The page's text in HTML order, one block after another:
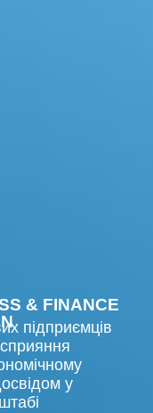
& FINANCE
підприємців
у